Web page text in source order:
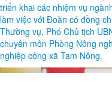
triển khai các nhiệm vụ
làm việc với Đoàn có đồng
Thường vụ, Phó Chủ tịch
chuyên môn Phòng Nông
nghiệp công xã Tam Nông.